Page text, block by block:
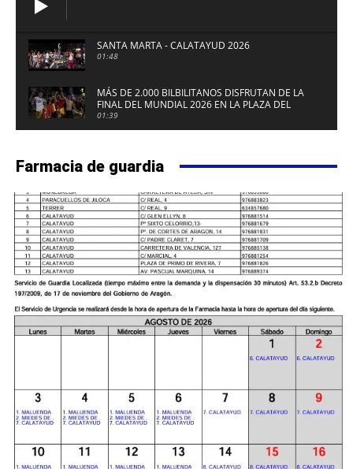
SANTA MARTA - CALATAYUD 2026
01:48
MÁS DE 2.000 BILBILITANOS DISFRUTAN DE LA
FINAL DEL MUNDIAL 2026 EN LA PLAZA DEL
FUERTE DE CALATAYUD
01:39
Farmacia de guardia